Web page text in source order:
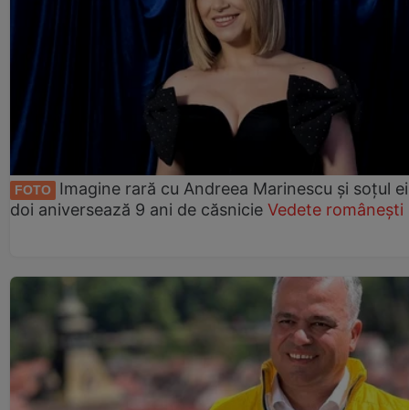
FOTO
Imagine rară cu Andreea Marinescu și soțul
doi aniversează 9 ani de căsnicie Vedete românești